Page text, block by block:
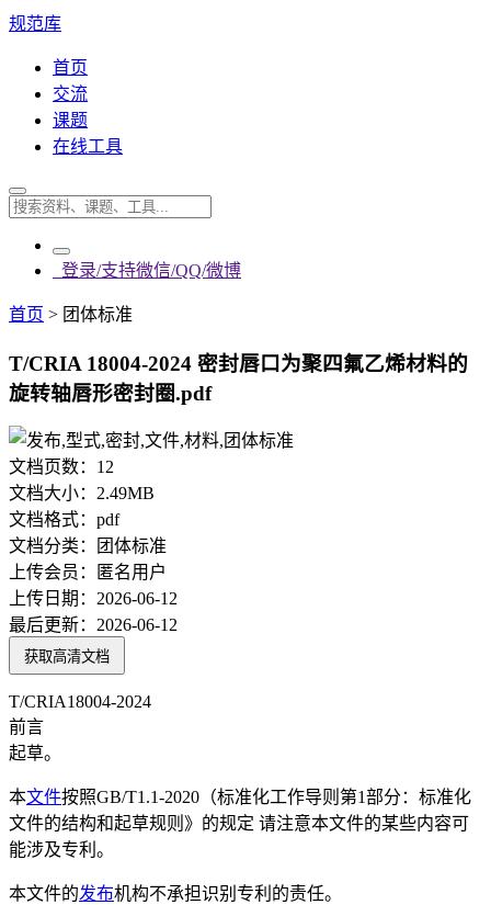
规范库
首页
交流
课题
在线工具
登录/支持微信/QQ/微博
首页 > 团体标准
T/CRIA 18004-2024 密封唇口为聚四氟乙烯材料的
旋转轴唇形密封圈.pdf
文档页数： 12
文档大小： 2.49MB
文档格式： pdf
文档分类：
团体标准
上传会员：
匿名用户
上传日期： 2026-06-12
最后更新： 2026-06-12
获取高清文档
T/CRIA18004-2024
前言
起草。
本文件按照GB/T1.1-2020（标准化工作导则第1部分：标准化
文件的结构和起草规则》的规定 请注意本文件的某些内容可
能涉及专利。
本文件的发布机构不承担识别专利的责任。